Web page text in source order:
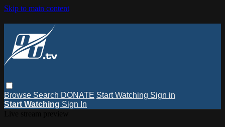
Skip to main content
Browse Search DONATE Start Watching Sign in
Start Watching Sign In